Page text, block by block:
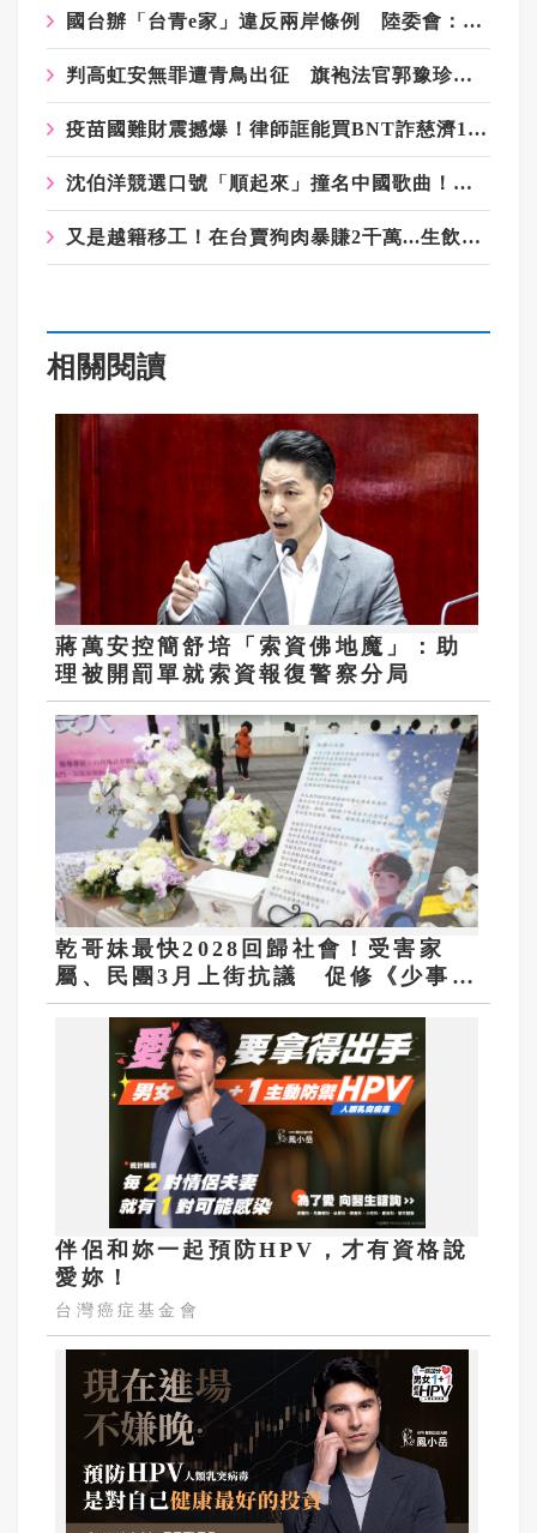
國台辦「台青e家」違反兩岸條例 陸委會：網站已被封鎖
判高虹安無罪遭青鳥出征 旗袍法官郭豫珍時隔多日發聲了
疫苗國難財震撼爆！律師誆能買BNT詐慈濟10億 豪宅起出158公斤黃金
沈伯洋競選口號「順起來」撞名中國歌曲！粉專：想統戰台灣人？
又是越籍移工！在台賣狗肉暴賺2千萬...生飲狗血壯陽 交易暗語全曝光
相關閱讀
蔣萬安控簡舒培「索資佛地魔」：助
理被開罰單就索資報復警察分局
乾哥妹最快2028回歸社會！受害家
屬、民團3月上街抗議 促修《少事
法》
伴侶和妳一起預防HPV，才有資格說
愛妳！
台灣癌症基金會